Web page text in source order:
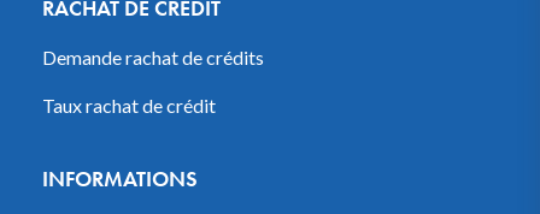
RACHAT DE CRÉDIT
Demande rachat de crédits
Taux rachat de crédit
INFORMATIONS